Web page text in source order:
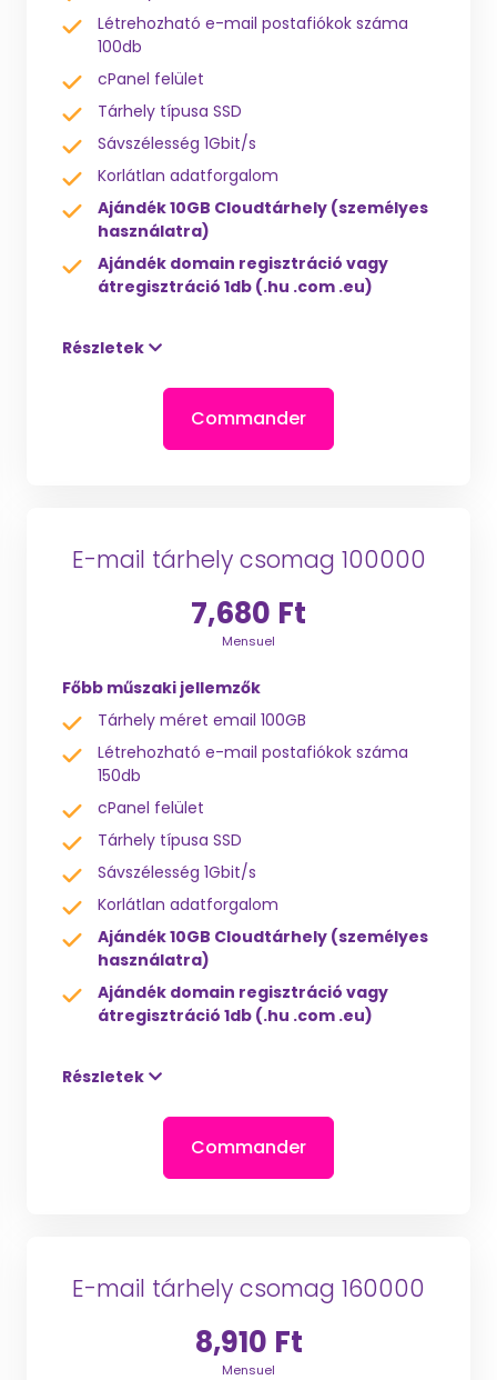
Létrehozható e-mail postafiókok száma
100db
cPanel felület
Tárhely típusa SSD
Sávszélesség 1Gbit/s
Korlátlan adatforgalom
Ajándék 10GB Cloudtárhely (személyes
használatra)
Ajándék domain regisztráció vagy
átregisztráció 1db (.hu .com .eu)
Részletek
Commander
E-mail tárhely csomag 100000
7,680 Ft
Mensuel
Főbb műszaki jellemzők
Tárhely méret email 100GB
Létrehozható e-mail postafiókok száma
150db
cPanel felület
Tárhely típusa SSD
Sávszélesség 1Gbit/s
Korlátlan adatforgalom
Ajándék 10GB Cloudtárhely (személyes
használatra)
Ajándék domain regisztráció vagy
átregisztráció 1db (.hu .com .eu)
Részletek
Commander
E-mail tárhely csomag 160000
8,910 Ft
Mensuel